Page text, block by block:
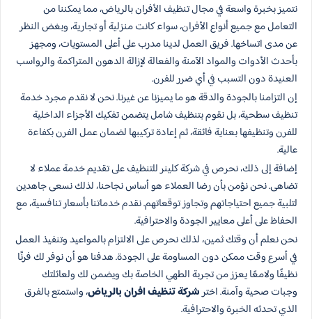
نتميز بخبرة واسعة في مجال تنظيف الأفران بالرياض، مما يمكننا من
التعامل مع جميع أنواع الأفران، سواء كانت منزلية أو تجارية، وبغض النظر
عن مدى اتساخها. فريق العمل لدينا مدرب على أعلى المستويات، ومجهز
بأحدث الأدوات والمواد الآمنة والفعالة لإزالة الدهون المتراكمة والرواسب
العنيدة دون التسبب في أي ضرر للفرن.
إن التزامنا بالجودة والدقة هو ما يميزنا عن غيرنا. نحن لا نقدم مجرد خدمة
تنظيف سطحية، بل نقوم بتنظيف شامل يتضمن تفكيك الأجزاء الداخلية
للفرن وتنظيفها بعناية فائقة، ثم إعادة تركيبها لضمان عمل الفرن بكفاءة
عالية.
إضافة إلى ذلك، نحرص في شركة كلينر للتنظيف على تقديم خدمة عملاء لا
تضاهى. نحن نؤمن بأن رضا العملاء هو أساس نجاحنا، لذلك نسعى جاهدين
لتلبية جميع احتياجاتهم وتجاوز توقعاتهم. نقدم خدماتنا بأسعار تنافسية، مع
الحفاظ على أعلى معايير الجودة والاحترافية.
نحن نعلم أن وقتك ثمين، لذلك نحرص على الالتزام بالمواعيد وتنفيذ العمل
في أسرع وقت ممكن دون المساومة على الجودة. هدفنا هو أن نوفر لك فرنًا
نظيفًا ولامعًا يعزز من تجربة الطهي الخاصة بك ويضمن لك ولعائلتك
وجبات صحية وآمنة. اخترشركة تنظيف افران بالرياض، واستمتع بالفرق
الذي تحدثه الخبرة والاحترافية.